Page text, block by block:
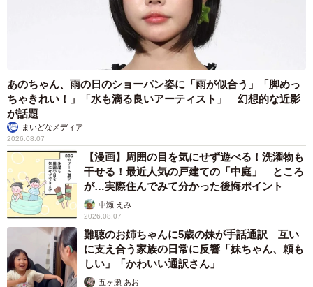
あのちゃん、雨の日のショーパン姿に「雨が似合う」「脚めっ
ちゃきれい！」「水も滴る良いアーティスト」 幻想的な近影
が話題
まいどなメディア
2026.08.07
【漫画】周囲の目を気にせず遊べる！洗濯物も
干せる！最近人気の戸建ての「中庭」 ところ
が…実際住んでみて分かった後悔ポイント
中瀬 えみ
2026.08.07
難聴のお姉ちゃんに5歳の妹が手話通訳 互い
に支え合う家族の日常に反響「妹ちゃん、頼も
しい」「かわいい通訳さん」
五ヶ瀬 あお